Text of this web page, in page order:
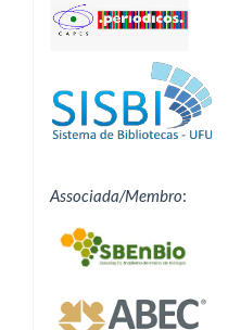
Associada/Membro: